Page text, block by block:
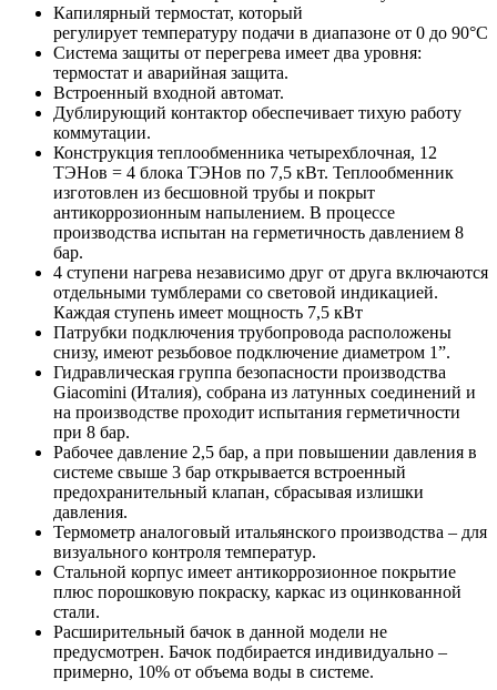
Капилярный термостат, который
регулирует температуру подачи в диапазоне от 0 до 90°С
Система защиты от перегрева имеет два уровня:
термостат и аварийная защита.
Встроенный входной автомат.
Дублирующий контактор обеспечивает тихую работу
коммутации.
Конструкция теплообменника четырехблочная, 12
ТЭНов = 4 блока ТЭНов по 7,5 кВт. Теплообменник
изготовлен из бесшовной трубы и покрыт
антикоррозионным напылением. В процессе
производства испытан на герметичность давлением 8
бар.
4 ступени нагрева независимо друг от друга включаются
отдельными тумблерами со световой индикацией.
Каждая ступень имеет мощность 7,5 кВт
Патрубки подключения трубопровода расположены
снизу, имеют резьбовое подключение диаметром 1”.
Гидравлическая группа безопасности производства
Giacomini (Италия), собрана из латунных соединений и
на производстве проходит испытания герметичности
при 8 бар.
Рабочее давление 2,5 бар, а при повышении давления в
системе свыше 3 бар открывается встроенный
предохранительный клапан, сбрасывая излишки
давления.
Термометр аналоговый итальянского производства – для
визуального контроля температур.
Стальной корпус имеет антикоррозионное покрытие
плюс порошковую покраску, каркас из оцинкованной
стали.
Расширительный бачок в данной модели не
предусмотрен. Бачок подбирается индивидуально –
примерно, 10% от объема воды в системе.